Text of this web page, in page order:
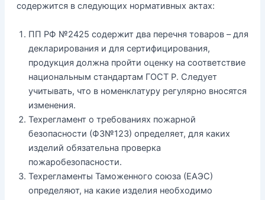
содержится в следующих нормативных актах:
ПП РФ №2425 содержит два перечня товаров – для
декларирования и для сертифицирования,
продукция должна пройти оценку на соответствие
национальным стандартам ГОСТ Р. Следует
учитывать, что в номенклатуру регулярно вносятся
изменения.
Техрегламент о требованиях пожарной
безопасности (ФЗ№123) определяет, для каких
изделий обязательна проверка
пожаробезопасности.
Техрегламенты Таможенного союза (ЕАЭС)
определяют, на какие изделия необходимо